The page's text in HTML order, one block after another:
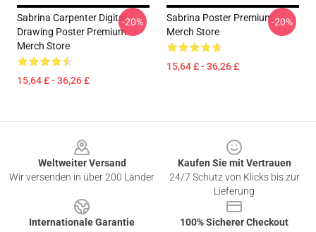
Sabrina Carpenter Digital
Drawing Poster Premium
Merch Store
15,64 £ - 36,26 £
-20%
Sabrina Poster Premium
Merch Store
15,64 £ - 36,26 £
-20%
Weltweiter Versand
Wir versenden in über 200 Länder
Kaufen Sie mit Vertrauen
24/7 Schutz von Klicks bis zur
Lieferung
Internationale Garantie
100% Sicherer Checkout